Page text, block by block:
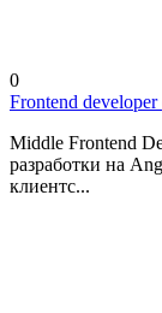
0
Frontend
Middle Frontend
разработки на
клиентс...